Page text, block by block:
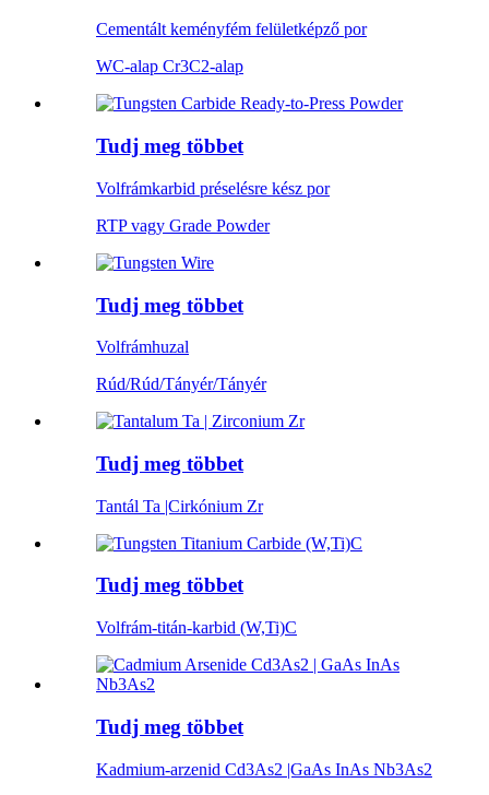
Cementált keményfém felületképző por
WC-alap Cr3C2-alap
Tudj meg többet
Volfrámkarbid préselésre kész por
RTP vagy Grade Powder
Tudj meg többet
Volfrámhuzal
Rúd/Rúd/Tányér/Tányér
Tudj meg többet
Tantál Ta |Cirkónium Zr
Tudj meg többet
Volfrám-titán-karbid (W,Ti)C
Tudj meg többet
Kadmium-arzenid Cd3As2 |GaAs InAs Nb3As2